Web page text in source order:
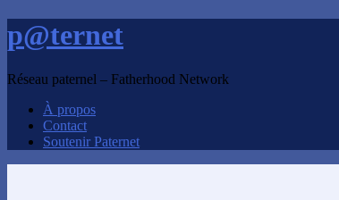
p@ternet
Réseau paternel – Fatherhood Network
À propos
Contact
Soutenir Paternet